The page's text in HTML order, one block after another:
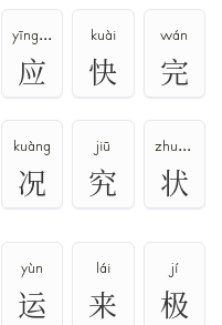
yīng、yìng
应
kuài
快
wán
完
kuàng
况
jiū
究
zhuàng
状
yùn
运
lái
来
jí
极